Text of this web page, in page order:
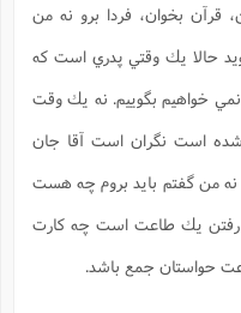
بخوان، فردا برو نه من
حالا يك وقتي پدري است كه
نمي خواهيم بگوييم. نه يك وقت
است نگران است آقا جان
نه من گفتم بايد بروم چه هست
يك طاعت است چه كارت
حواستان جمع باشد.